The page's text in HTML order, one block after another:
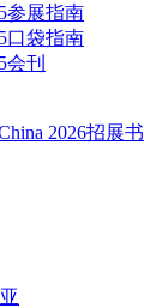
参展指南
口袋指南
会刊
2026招展书